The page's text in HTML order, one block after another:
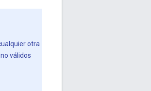
otra
válidos